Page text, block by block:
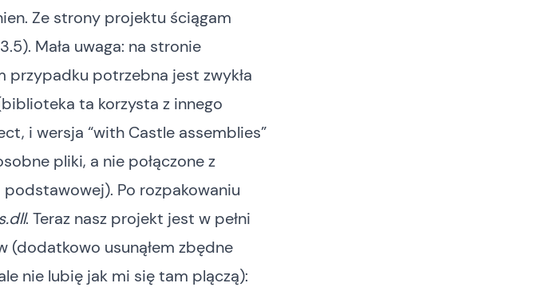
. Ze strony projektu ściągam
Mała uwaga: na stronie
przypadku potrzebna jest zwykła
ta korzysta z innego
, i wersja “with Castle assemblies”
pliki, a nie połączone z
Po rozpakowaniu
. Teraz nasz projekt jest w pełni
usunąłem zbędne
nie lubię jak mi się tam plączą):